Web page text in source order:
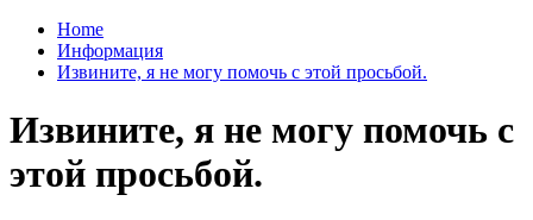
Home
Информация
Извините, я не могу помочь с этой просьбой.
Извините, я не могу помочь с
этой просьбой.